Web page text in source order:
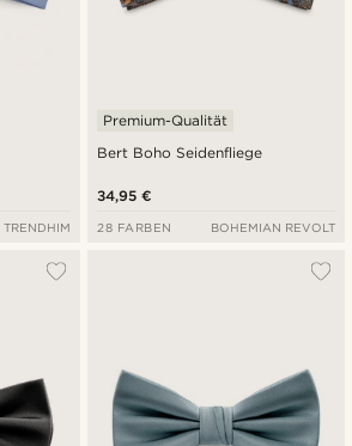
TRENDHIM
Bert Boho Seidenfliege
Premium-Qualität
34,95 €
28 FARBEN BOHEMIAN REVOLT